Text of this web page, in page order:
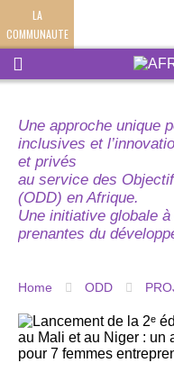
LA
COMMUNAUTE
Une approche unique
inclusives et
et privés
au service des
(ODD) en Afrique.
Une initiative globale
prenantes du
Home ODD